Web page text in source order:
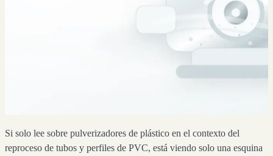
Si solo lee sobre pulverizadores de plástico en el contexto del
reproceso de tubos y perfiles de PVC, está viendo solo una esquina